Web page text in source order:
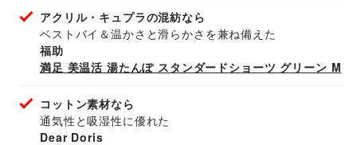
アクリル・キュプラの混紡なら
ベストバイ＆温かさと滑らかさを兼ね備えた
福助
満足 美温活 湯たんぽ スタンダードショーツ グリーン M
コットン素材なら
通気性と吸湿性に優れた
Dear Doris